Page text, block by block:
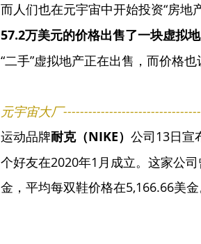
而人们也在元宇宙中开始投资“房地产
57.2万美元的价格出售了一块虚拟
“二手”虚拟地产正在出售，而价格也
元宇宙大厂---------------------------------
运动品牌耐克（NIKE） 公司13日宣
个好友在2020年1月成立。这家公
金，平均每双鞋价格在5,166.66美金